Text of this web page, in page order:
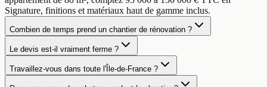
Signature, finitions et matériaux haut de gamme inclus.
Combien de temps prend un chantier de rénovation ?
Le devis est-il vraiment ferme ?
Travaillez-vous dans toute l'Île-de-France ?